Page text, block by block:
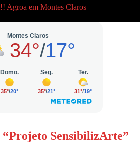
“Projeto SensibilizArte”